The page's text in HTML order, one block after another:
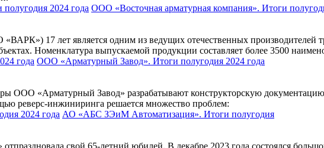
ООО «Восточная арматурная компания». Итоги
17 лет является одним из ведущих отечественных производителей
Номенклатура выпускаемой продукции составляет более 3500
ООО «Арматурный Завод». Итоги полугодия 2024 года
ООО «Арматурный Завод» разрабатывают конструкторскую
реверс-инжиниринга решается множество проблем:
АО «АБС ЗЭиМ Автоматизация». Итоги полугодия